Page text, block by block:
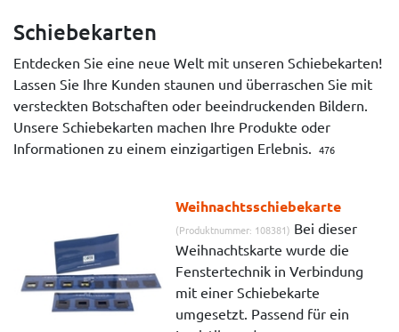
Schiebekarten
Entdecken Sie eine neue Welt mit unseren Schiebekarten!
Lassen Sie Ihre Kunden staunen und überraschen Sie mit
versteckten Botschaften oder beeindruckenden Bildern.
Unsere Schiebekarten machen Ihre Produkte oder
Informationen zu einem einzigartigen Erlebnis.
476
Weihnachtsschiebekarte
(Produktnummer: 108381) Bei dieser
Weihnachtskarte wurde die
Fenstertechnik in Verbindung
mit einer Schiebekarte
umgesetzt. Passend für ein